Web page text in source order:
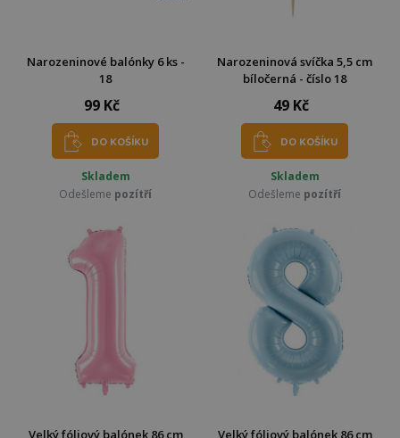
Narozeninové balónky 6 ks -
18
99 Kč
DO KOŠÍKU
Skladem
Odešleme pozítří
Narozeninová svíčka 5,5 cm
bíločerná - číslo 18
49 Kč
DO KOŠÍKU
Skladem
Odešleme pozítří
Velký fóliový balónek 86 cm
Velký fóliový balónek 86 cm